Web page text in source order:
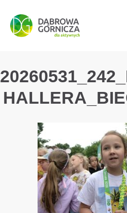
PRZEJDŹ DO MENU
PRZEJDŹ DO
PRZEJDŹ DO TREŚCI